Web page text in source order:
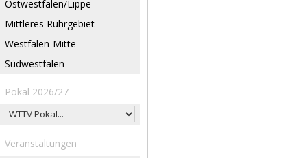
Ostwestfalen/Lippe
Mittleres Ruhrgebiet
Westfalen-Mitte
Südwestfalen
Pokal 2026/27
Veranstaltungen